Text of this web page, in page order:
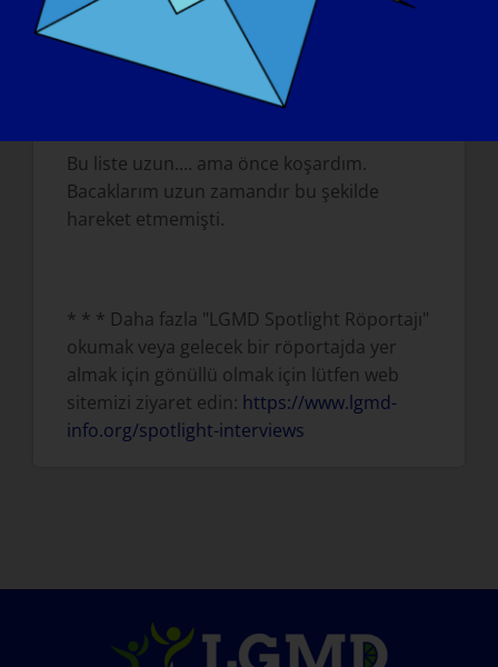
çok büyük.
LGMD HASTALIĞINIZ YARIN "TEDAVİ"
EDİLEBİLECEK OLSA, YAPMAK
İSTEYECEĞİNİZ İLK ŞEY NE OLURDU?
Bu liste uzun.... ama önce koşardım.
Bacaklarım uzun zamandır bu şekilde
hareket etmemişti.
* * * Daha fazla "LGMD Spotlight Röportajı"
okumak veya gelecek bir röportajda yer
almak için gönüllü olmak için lütfen web
sitemizi ziyaret edin: https://www.lgmd-
info.org/spotlight-interviews